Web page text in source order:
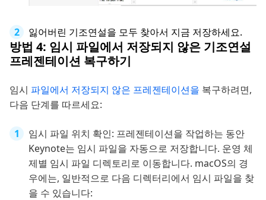
잃어버린 기조연설을 모두 찾아서 지금 저장하세요.
방법 4: 임시 파일에서 저장되지 않은 기조연설
프레젠테이션 복구하기
임시 파일에서 저장되지 않은 프레젠테이션을 복구하려면,
다음 단계를 따르세요:
임시 파일 위치 확인: 프레젠테이션을 작업하는 동안
Keynote는 임시 파일을 자동으로 저장합니다. 운영 체
제별 임시 파일 디렉토리로 이동합니다. macOS의 경
우에는, 일반적으로 다음 디렉터리에서 임시 파일을 찾
을 수 있습니다: